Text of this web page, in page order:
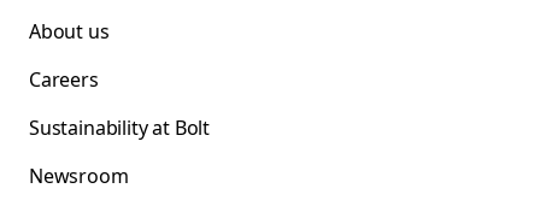
About us
Careers
Sustainability at Bolt
Newsroom